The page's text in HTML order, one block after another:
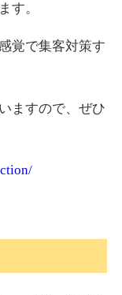
す。
覚で集客対策す
ますので、ぜひ